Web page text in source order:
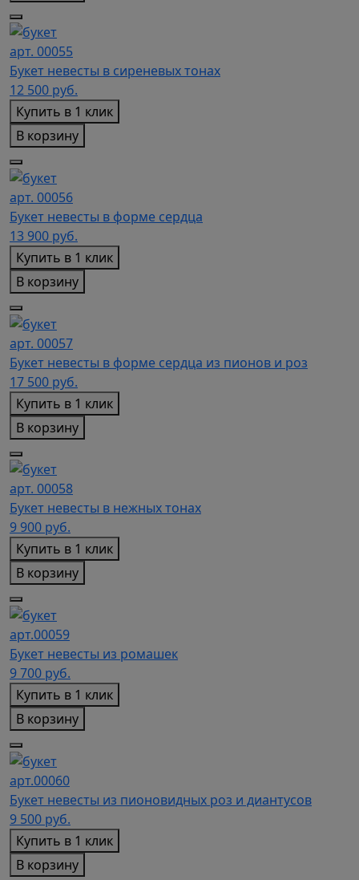
арт. 00055
Букет невесты в сиреневых тонах
12 500 руб.
Купить в 1 клик
В корзину
арт. 00056
Букет невесты в форме сердца
13 900 руб.
Купить в 1 клик
В корзину
арт. 00057
Букет невесты в форме сердца из пионов и роз
17 500 руб.
Купить в 1 клик
В корзину
арт. 00058
Букет невесты в нежных тонах
9 900 руб.
Купить в 1 клик
В корзину
арт.00059
Букет невесты из ромашек
9 700 руб.
Купить в 1 клик
В корзину
арт.00060
Букет невесты из пионовидных роз и диантусов
9 500 руб.
Купить в 1 клик
В корзину